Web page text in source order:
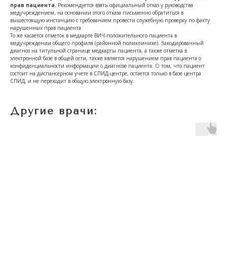
прав пациента. Рекомендуется взять официальный отказ у руководства
медучреждением, на основании этого отказа письменно обратиться в
вышестоящую инстанцию с требованием провести служебную проверку по факту
нарушенных прав пациента.
То же касается отметок в медкарте ВИЧ-положительного пациента в
медучреждении общего профиля (районной поликлинике). Закодированный
диагноз на титульной странице медкарты пациента, а также отметка в
электронной базе в общей сети, также является нарушением прав пациента о
конфиденциальности информации о диагнозе пациента. О том, что пациент
состоит на диспансерном учете в СПИД-центре, остается только в базе центра
СПИД, и не переходит в общую электронную базу.
Другие врачи: